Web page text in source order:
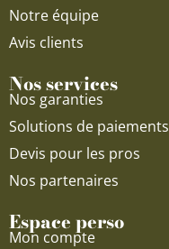
Notre équipe
Avis clients
Nos services
Nos garanties
Solutions de paiements
Devis pour les pros
Nos partenaires
Espace perso
Mon compte